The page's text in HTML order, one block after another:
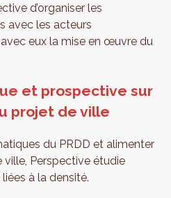
d’organiser les
avec les acteurs
eux la mise en œuvre du
et prospective sur
projet de ville
du PRDD et alimenter
ville, Perspective étudie
à la densité.